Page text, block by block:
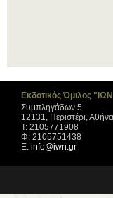
Εκδοτικός Όμιλος
Συμπληγάδων 5
12131, Περιστέρι, Αθήνα
Τ: 2105771908
Φ: 2105751438
Ε: info@iwn.gr